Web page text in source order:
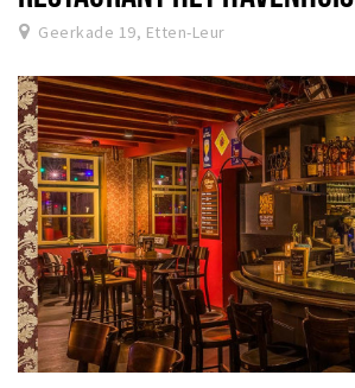
Geerkade 19, Etten-Leur